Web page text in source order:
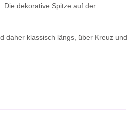
Die dekorative Spitze auf der
daher klassisch längs, über Kreuz und